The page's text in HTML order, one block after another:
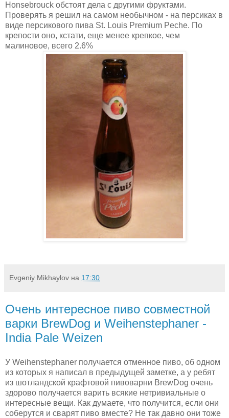
Honsebrouck обстоят дела с другими фруктами.
Проверять я решил на самом необычном - на персиках в
виде персикового пива St. Louis Premium Peche. По
крепости оно, кстати, еще менее крепкое, чем
малиновое, всего 2.6%
Evgeniy Mikhaylov на 17:30
Очень интересное пиво совместной
варки BrewDog и Weihenstephaner -
India Pale Weizen
У Weihenstephaner получается отменное пиво, об одном
из которых я написал в предыдущей заметке, а у ребят
из шотландской крафтовой пивоварни BrewDog очень
здорово получается варить всякие нетривиальные о
интересные вещи. Как думаете, что получится, если они
соберутся и сварят пиво вместе? Не так давно они тоже